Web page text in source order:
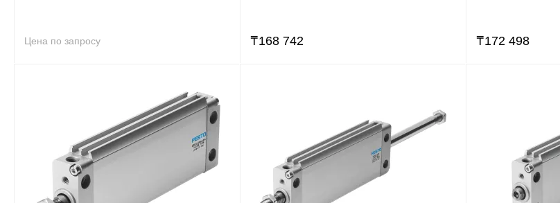
Цена по запросу ₸168 742 ₸172 498